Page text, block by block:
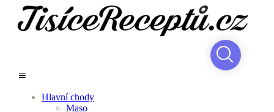
Hlavní chody
Maso